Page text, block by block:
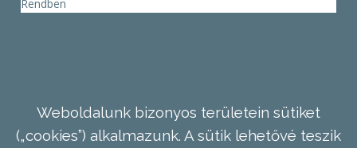
Rendben
Weboldalunk bizonyos területein sütiket
(„cookies”) alkalmazunk. A sütik lehetővé teszik